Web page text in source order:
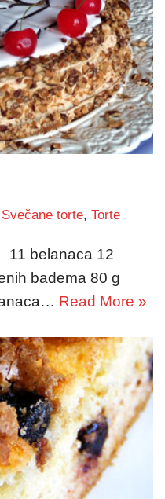
Svečane torte, Torte
11 belanaca 12
badema 80 g
Read More »